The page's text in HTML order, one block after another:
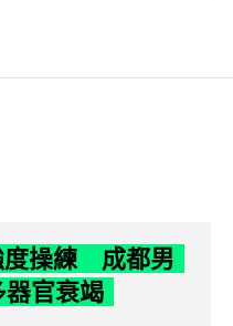
度操練 成都男
官衰竭